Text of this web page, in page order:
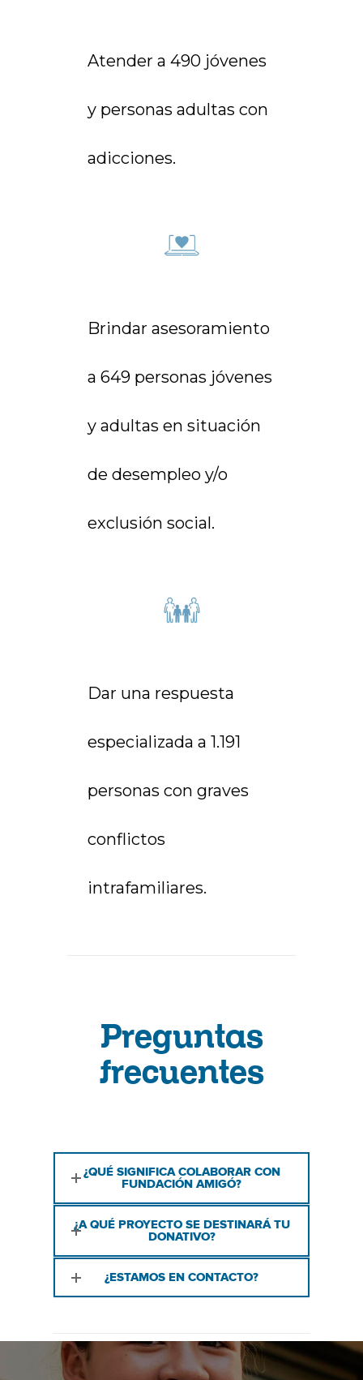
Atender a 490 jóvenes
y personas adultas con
adicciones.
Brindar asesoramiento
a 649 personas jóvenes
y adultas en situación
de desempleo y/o
exclusión social.
Dar una respuesta
especializada a 1.191
personas con graves
conflictos
intrafamiliares.
Preguntas
frecuentes
¿QUÉ SIGNIFICA COLABORAR CON
FUNDACIÓN AMIGÓ?
¿A QUÉ PROYECTO SE DESTINARÁ TU
DONATIVO?
¿ESTAMOS EN CONTACTO?